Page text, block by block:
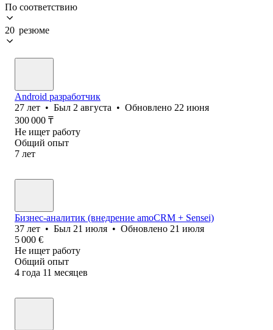
По соответствию
20 резюме
Android разработчик
27 лет • Был 2 августа • Обновлено 22 июня
300 000 ₸
Не ищет работу
Общий опыт
7 лет
Бизнес-аналитик (внедрение amoCRM + Sensei)
37 лет • Был 21 июля • Обновлено 21 июля
5 000 €
Не ищет работу
Общий опыт
4 года 11 месяцев